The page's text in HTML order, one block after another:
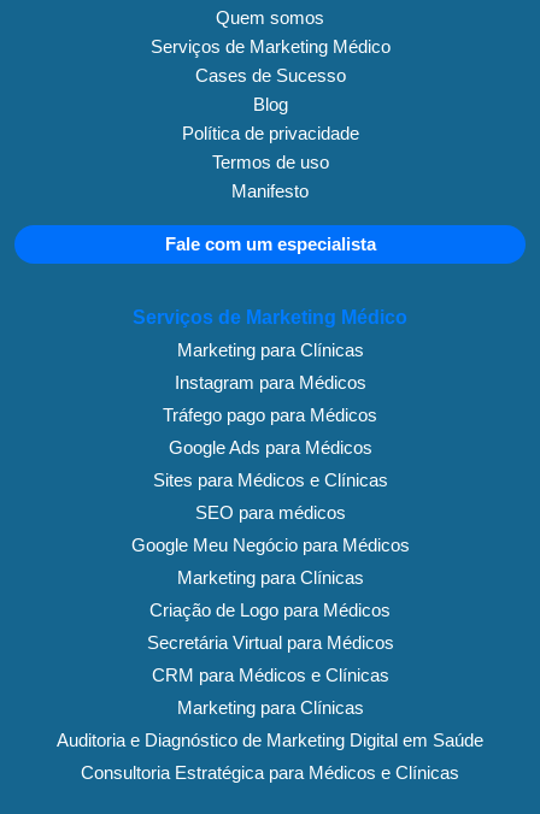
Quem somos
Serviços de Marketing Médico
Cases de Sucesso
Blog
Política de privacidade
Termos de uso
Manifesto
Fale com um especialista
Serviços de Marketing Médico
Marketing para Clínicas
Instagram para Médicos
Tráfego pago para Médicos
Google Ads para Médicos
Sites para Médicos e Clínicas
SEO para médicos
Google Meu Negócio para Médicos
Marketing para Clínicas
Criação de Logo para Médicos
Secretária Virtual para Médicos
CRM para Médicos e Clínicas
Marketing para Clínicas
Auditoria e Diagnóstico de Marketing Digital em Saúde
Consultoria Estratégica para Médicos e Clínicas